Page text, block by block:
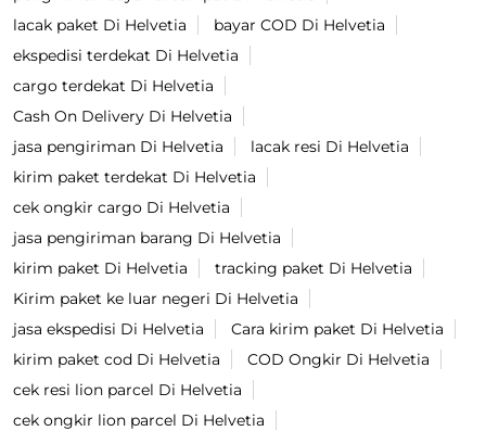
lacak paket Di Helvetia
bayar COD Di Helvetia
ekspedisi terdekat Di Helvetia
cargo terdekat Di Helvetia
Cash On Delivery Di Helvetia
jasa pengiriman Di Helvetia
lacak resi Di Helvetia
kirim paket terdekat Di Helvetia
cek ongkir cargo Di Helvetia
jasa pengiriman barang Di Helvetia
kirim paket Di Helvetia
tracking paket Di Helvetia
Kirim paket ke luar negeri Di Helvetia
jasa ekspedisi Di Helvetia
Cara kirim paket Di Helvetia
kirim paket cod Di Helvetia
COD Ongkir Di Helvetia
cek resi lion parcel Di Helvetia
cek ongkir lion parcel Di Helvetia